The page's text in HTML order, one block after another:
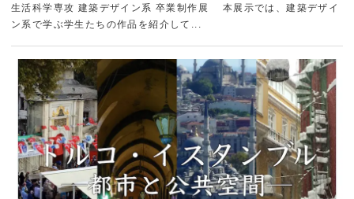
生活科学専攻 建築デザイン系 卒業制作展 本展示では、建築デザイ
ン系で学ぶ学生たちの作品を紹介して...